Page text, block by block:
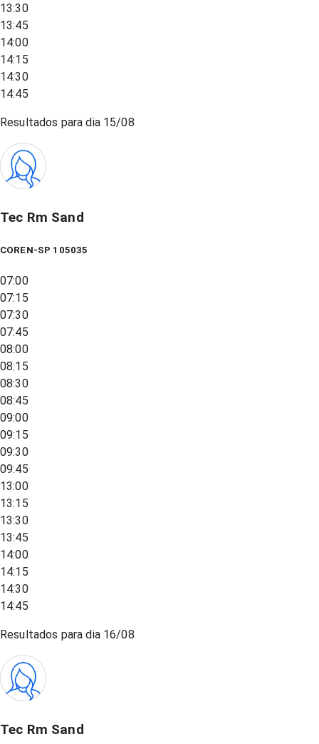
13:30
13:45
14:00
14:15
14:30
14:45
Resultados para dia 15/08
Tec Rm Sand
COREN-SP 105035
07:00
07:15
07:30
07:45
08:00
08:15
08:30
08:45
09:00
09:15
09:30
09:45
13:00
13:15
13:30
13:45
14:00
14:15
14:30
14:45
Resultados para dia 16/08
Tec Rm Sand